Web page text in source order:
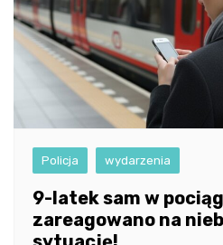
Policja wydarzenia
9-latek sam w
zareagowano na